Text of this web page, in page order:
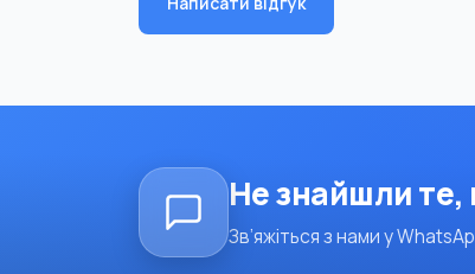
Не знайшли
Зв’яжіться з нами у